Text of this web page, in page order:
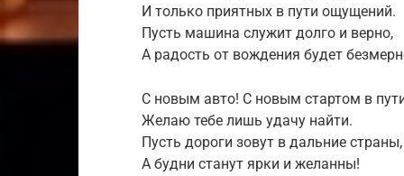
И только приятных в пути ощущений.
Пусть машина служит долго и верно,
А радость от вождения будет
С новым авто! С новым стартом в
Желаю тебе лишь удачу найти.
Пусть дороги зовут в дальние страны,
А будни станут ярки и желанны!